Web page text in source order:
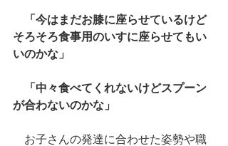
「今はまだお膝に座らせているけど
そろそろ食事用のいすに座らせてもい
いのかな」
「中々食べてくれないけどスプーン
が合わないのかな」
お子さんの発達に合わせた姿勢や職